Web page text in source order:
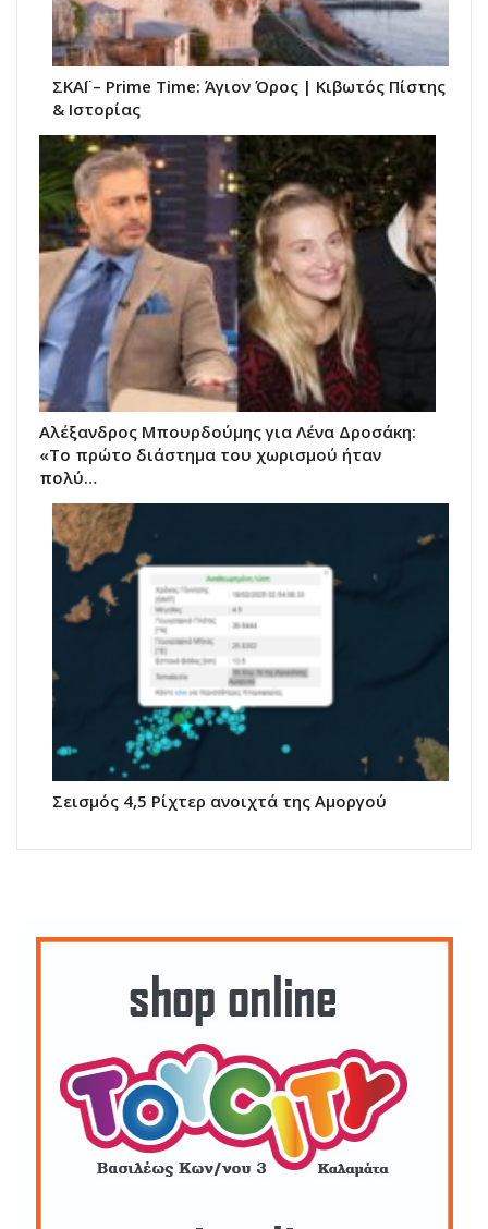
ΣΚΑΪ – Prime Time: Άγιον Όρος | Κιβωτός Πίστης
& Ιστορίας
Αλέξανδρος Μπουρδούμης για Λένα Δροσάκη:
«Το πρώτο διάστημα του χωρισμού ήταν
πολύ…
Σεισμός 4,5 Ρίχτερ ανοιχτά της Αμοργού